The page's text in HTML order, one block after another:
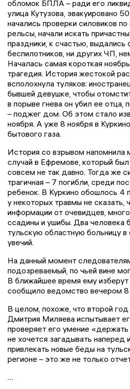
обломок БПЛА – ради его
улица Кутузова, эвакуировано
начались проверки силовиков
рельсы, начали искать
праздники, к счастью, выдались
беспилотников, ни других ЧП,
Началась самая короткая
трагедия. История жестокой
всполохнула туляков:
бывшей девушке, чтобы
в порыве гнева он убил ее отца,
– поджег дом. Об этом стало
ноября. А уже 8 ноября в
бытового газа.
История со взрывом напомнила
случай в Ефремове, который
совсем не так давно. Тогда же
трагичная – 7 погибли, среди
ребенок. В Куркино обошлось 4
у некоторых травмы не сказать,
информации от очевидцев,
ссадины и ушибы. Два человека
тульскую областную больницу
увечий.
На данный момент
подозреваемый, по чьей вине
В ближайшее время ему изберут
сообщило ведомство вечером 8
В целом, похоже, что второй год
Дмитрия Миляева испытывает
проверяет его умение «держать
не хочется загадывать наперед
привлекать новые беды на
регионе – это же не только
…